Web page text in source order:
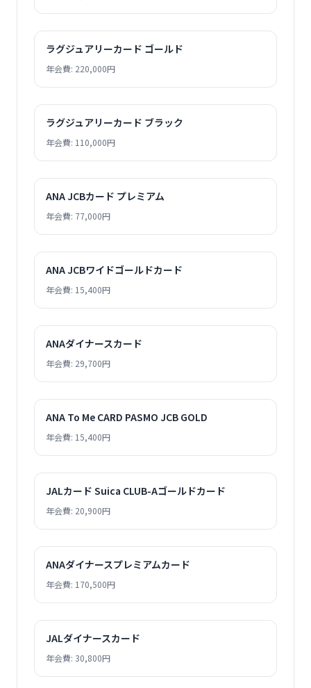
ラグジュアリーカード ゴールド
年会費: 220,000円
ラグジュアリーカード ブラック
年会費: 110,000円
ANA JCBカード プレミアム
年会費: 77,000円
ANA JCBワイドゴールドカード
年会費: 15,400円
ANAダイナースカード
年会費: 29,700円
ANA To Me CARD PASMO JCB GOLD
年会費: 15,400円
JALカード Suica CLUB-Aゴールドカード
年会費: 20,900円
ANAダイナースプレミアムカード
年会費: 170,500円
JALダイナースカード
年会費: 30,800円